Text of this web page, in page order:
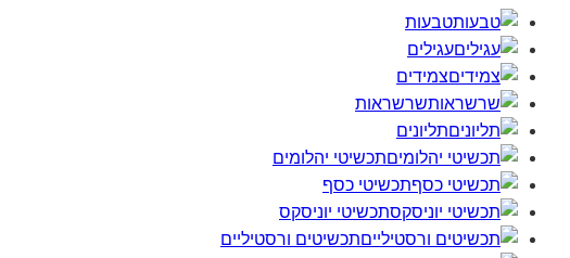
טבעות
עגילים
צמידים
שרשראות
תליונים
תכשיטי יהלומים
תכשיטי כסף
תכשיטי יוניסקס
תכשיטים ורסטיליים